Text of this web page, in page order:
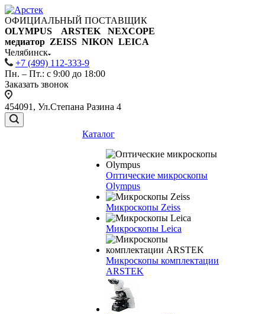
ОФИЦИАЛЬНЫЙ ПОСТАВЩИК
OLYMPUS ARSTEK NEXCOPE
медиатор ZEISS NIKON LEICA
Челябинск
+7 (499) 112-333-9
Пн. – Пт.: с 9:00 до 18:00
Заказать звонок
454091, Ул.Степана Разина 4
Каталог
Оптические микроскопы
Olympus
Микроскопы Zeiss
Микроскопы Leica
Микроскопы комплектации
ARSTEK